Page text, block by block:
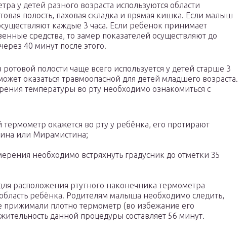
у детей разного возраста используются области
полость, паховая складка и прямая кишка. Если малыш
каждые 3 часа. Если ребенок принимает
средства, то замер показателей осуществляют до
40 минут после этого.
полости чаще всего используется у детей старше 3
оказаться травмоопасной для детей младшего возраста.
температуры во рту необходимо ознакомиться с
окажется во рту у ребёнка, его протирают
или Мирамистина;
необходимо встряхнуть градусник до отметки 35
расположения ртутного наконечника термометра
ребёнка. Родителям малыша необходимо следить,
прижимали плотно термометр (во избежание его
данной процедуры составляет 56 минут.